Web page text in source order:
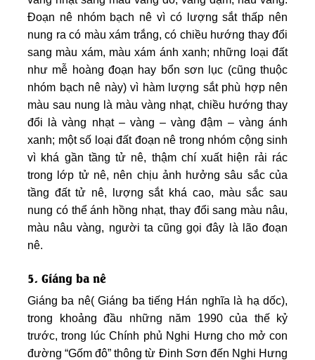
Đoạn nê nhóm bạch nê vì có lượng sắt thấp nên
nung ra có màu xám trắng, có chiều hướng thay đổi
sang màu xám, màu xám ánh xanh; những loại đất
như mễ hoàng đoạn hay bổn sơn lục (cũng thuộc
nhóm bạch nê này) vì hàm lượng sắt phù hợp nên
màu sau nung là màu vàng nhạt, chiều hướng thay
đổi là vàng nhạt – vàng – vàng đậm – vàng ánh
xanh; một số loại đất đoạn nê trong nhóm cộng sinh
vì khá gần tầng tử nê, thậm chí xuất hiện rải rác
trong lớp tử nê, nên chịu ảnh hưởng sâu sắc của
tầng đất tử nê, lượng sắt khá cao, màu sắc sau
nung có thể ánh hồng nhạt, thay đổi sang màu nâu,
màu nâu vàng, người ta cũng gọi đây là lão đoạn
nê.
5. Giáng ba nê
Giáng ba nê( Giáng ba tiếng Hán nghĩa là hạ dốc),
trong khoảng đầu những năm 1990 của thế kỷ
trước, trong lúc Chính phủ Nghi Hưng cho mở con
đường “Gốm đô” thông từ Đinh Sơn đến Nghi Hưng